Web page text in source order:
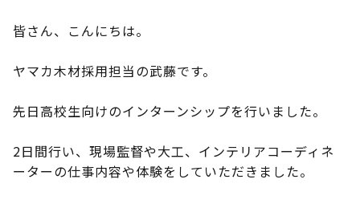
Training & Career
Instagram
皆さん、こんにちは。
ヤマカ木材採用担当の武藤です。
先日高校生向けのインターンシップを行いました。
2日間行い、現場監督や大工、インテリアコーディネ
ーターの仕事内容や体験をしていただきました。